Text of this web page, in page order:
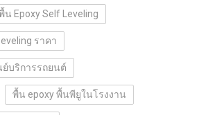
น Epoxy Self Leveling
ราคา
บริการรถยนต์
พื้น epoxy พื้นพียูในโรงงาน